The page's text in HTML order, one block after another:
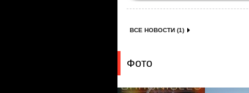
ВСЕ НОВОСТИ (1)
Фото